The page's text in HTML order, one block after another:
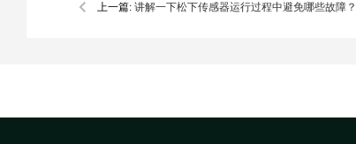
上一篇: 讲解一下松下传感器运行过程中避免哪些故障？